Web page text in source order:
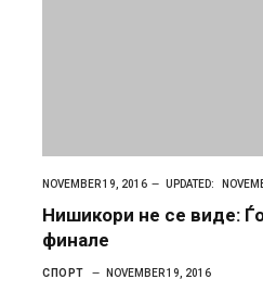
NOVEMBER 19, 2016 UPDATED:
Нишикори не се виде:
финале
СПОРТ NOVEMBER 19, 2016